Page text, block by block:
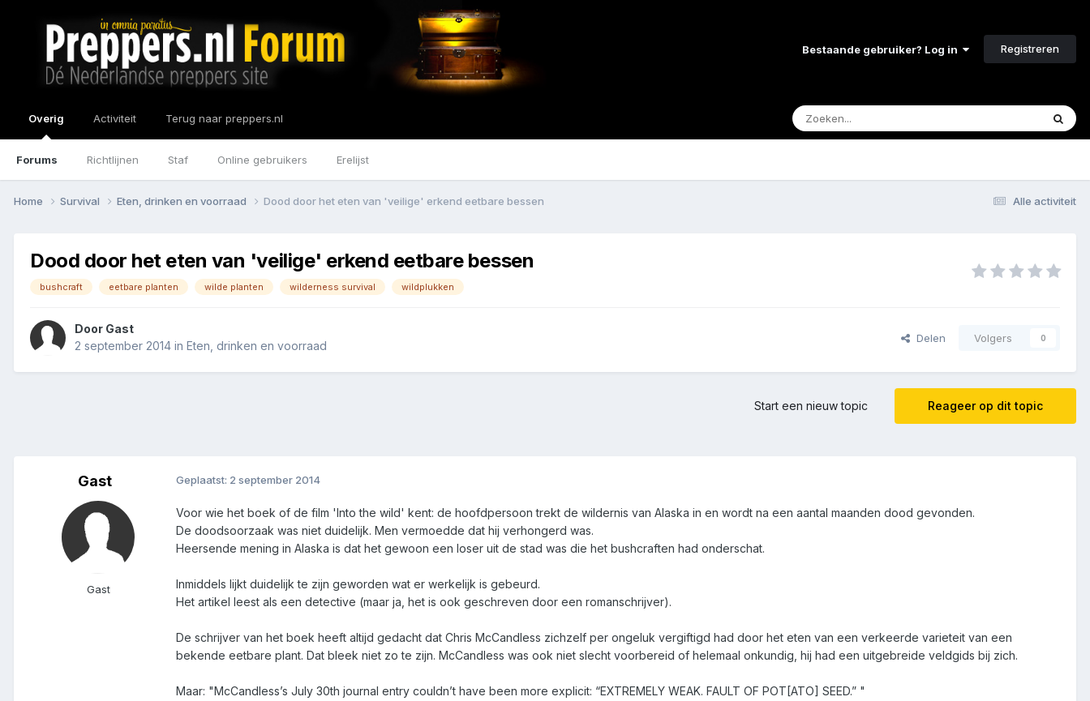
Bestaande gebruiker? Log in Registreren
Overig
Forums Richtlijnen Staf Online gebruikers Erelijst
Activiteit Terug naar preppers.nl
Alle activiteit
Home Survival Eten, drinken en voorraad Dood door het eten van 'veilige' erkend eetbare bessen
Dood door het eten van 'veilige' erkend eetbare bessen
bushcraft eetbare planten wilde planten wilderness survival wildplukken
Door Gast
2 september 2014 in Eten, drinken en voorraad
Delen Volgers 0
Reageer op dit topic
Start een nieuw topic
Gast
Gast
Geplaatst: 2 september 2014
Voor wie het boek of de film 'Into the wild' kent: de hoofdpersoon trekt de wildernis van Alaska in en wordt na een aantal maanden dood gevonden.
De doodsoorzaak was niet duidelijk. Men vermoedde dat hij verhongerd was.
Heersende mening in Alaska is dat het gewoon een loser uit de stad was die het bushcraften had onderschat.
Inmiddels lijkt duidelijk te zijn geworden wat er werkelijk is gebeurd.
Het artikel leest als een detective (maar ja, het is ook geschreven door een romanschrijver).
De schrijver van het boek heeft altijd gedacht dat Chris McCandless zichzelf per ongeluk vergiftigd had door het eten van een verkeerde varieteit van een
bekende eetbare plant. Dat bleek niet zo te zijn. McCandless was ook niet slecht voorbereid of helemaal onkundig, hij had een uitgebreide veldgids bij zich.
Maar: "McCandless’s July 30th journal entry couldn’t have been more explicit: “EXTREMELY WEAK. FAULT OF POT[ATO] SEED.” "